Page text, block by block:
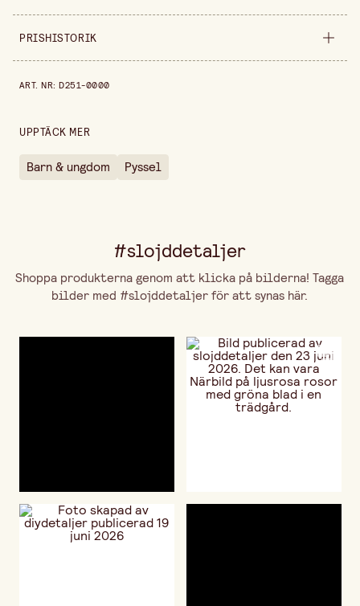
Säljs i styck
PRISHISTORIK
ART. NR:D251-0000
UPPTÄCK MER
Barn & ungdom Pyssel
#slojddetaljer
Shoppa produkterna genom att klicka på bilderna! Tagga
bilder med #slojddetaljer för att synas här.